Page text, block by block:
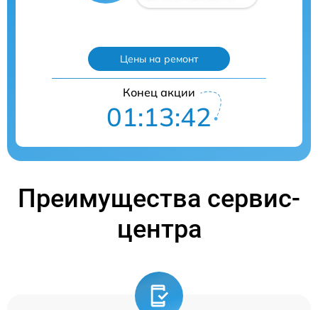
Цены на ремонт
Конец акции
01:13:41
Преимущества сервис-
центра